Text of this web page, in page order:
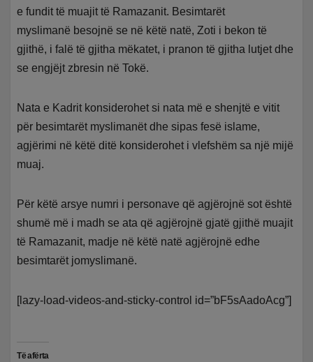
e fundit të muajit të Ramazanit. Besimtarët
myslimanë besojnë se në këtë natë, Zoti i bekon të
gjithë, i falë të gjitha mëkatet, i pranon të gjitha lutjet dhe
se engjëjt zbresin në Tokë.
Nata e Kadrit konsiderohet si nata më e shenjtë e vitit
për besimtarët myslimanët dhe sipas fesë islame,
agjërimi në këtë ditë konsiderohet i vlefshëm sa një mijë
muaj.
Për këtë arsye numri i personave që agjërojnë sot është
shumë më i madh se ata që agjërojnë gjatë gjithë muajit
të Ramazanit, madje në këtë natë agjërojnë edhe
besimtarët jomyslimanë.
[lazy-load-videos-and-sticky-control id=”bF5sAadoAcg”]
Të afërta